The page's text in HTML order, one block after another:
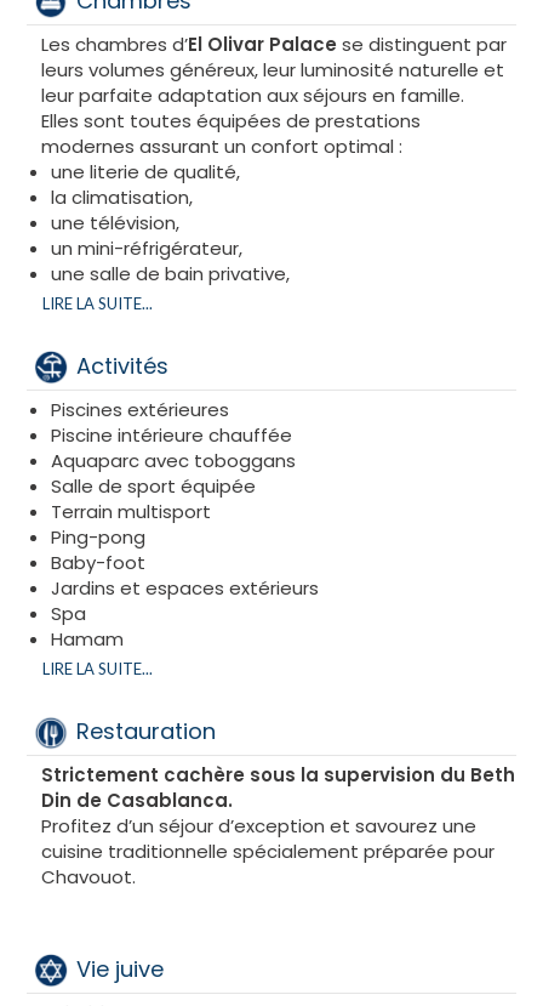
Les enfants âgés de 4 à 12 ans profitent d’unKids
Club complet, animé par une équipe
professionnelle, permettant aux parents de se
détendre en toute sérénité.
Places limités - 7 jours/6nuits
Les chambres d’El Olivar Palace se distinguent par
leurs volumes généreux, leur luminosité naturelle et
leur parfaite adaptation aux séjours en famille.
Elles sont toutes équipées de prestations
modernes assurant un confort optimal :
une literie de qualité,
la climatisation,
une télévision,
un mini-réfrigérateur,
une salle de bain privative,
un balcon ou une terrasse selon disponibilité.
proposent des superficies variant en moyenne de
34 m² à 72 m²
LIRE LA SUITE...
Activités
Piscines extérieures
Piscine intérieure chauffée
Aquaparc avec toboggans
Salle de sport équipée
Terrain multisport
Ping-pong
Baby-foot
Jardins et espaces extérieurs
Spa
Hamam
Massages & soins
Congrès IA avec MHA Perf
Congrès IA
Excursions et Pelerinage
Pelerinage des Tzadikim
Quad
Shouks
LIRE LA SUITE...
Restauration
Strictement cachère sous la supervision du Beth
Din de Casablanca.
Profitez d’un séjour d’exception et savourez une
cuisine traditionnelle spécialement préparée pour
Chavouot.
Vie juive